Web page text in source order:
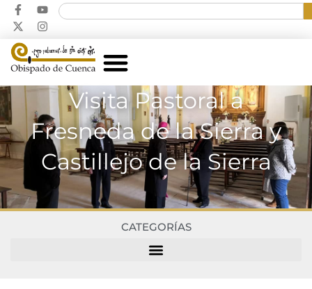
Visita Pastoral a
Fresneda de la Sierra y
Castillejo de la Sierra
CATEGORÍAS